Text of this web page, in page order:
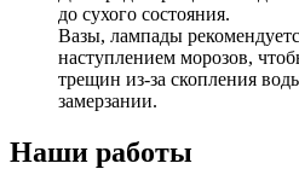
до сухого состояния.
Вазы, лампады
наступлением морозов,
трещин из-за скопления
замерзании.
Наши работы